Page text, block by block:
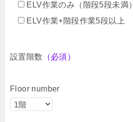
ELV作業のみ（階段5段未満）
ELV作業+階段作業5段以上
設置階数 （必須）
Floor number